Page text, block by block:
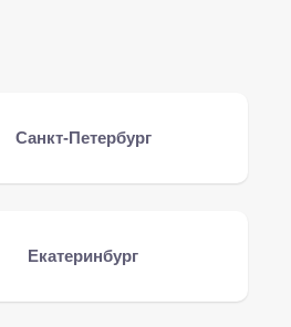
Санкт-Петербург
Екатеринбург